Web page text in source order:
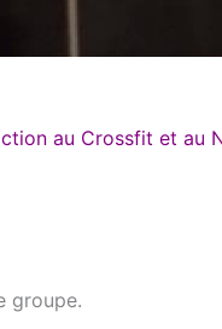
au Crossfit et au
groupe.